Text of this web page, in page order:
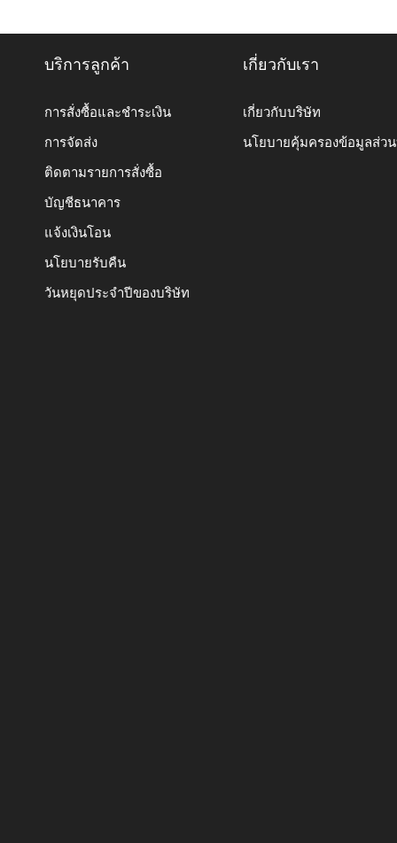
บริการลูกค้า
การสั่งซื้อและชำระเงิน
การจัดส่ง
ติดตามรายการสั่งซื้อ
บัญชีธนาคาร
แจ้งเงินโอน
นโยบายรับคืน
วันหยุดประจำปีของบริษัท
เกี่ยวกับเรา
เกี่ยวกับบริษัท
นโยบายคุ้มครองข้อมูลส่ว